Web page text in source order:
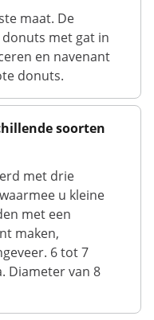
maat. De
met gat in
en navenant
donuts.
soorten
met drie
u kleine
met een
maken,
6 tot 7
Diameter van 8